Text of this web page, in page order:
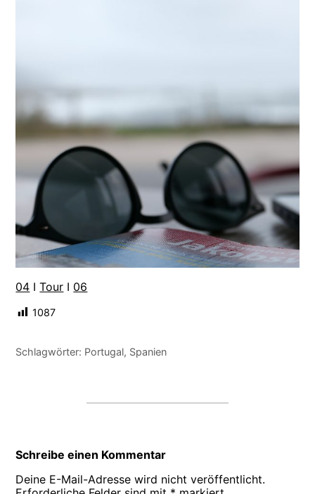
04 ITour I 06
1087
Schlagwörter: Portugal, Spanien
Schreibe einen Kommentar
Deine E-Mail-Adresse wird nicht veröffentlicht.